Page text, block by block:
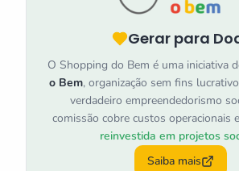
Gerar para
O Shopping do Bem é uma iniciativa
o Bem, organização sem fins
verdadeiro empreendedorismo
comissão cobre custos operacionais e
reinvestida em projetos
Saiba mais